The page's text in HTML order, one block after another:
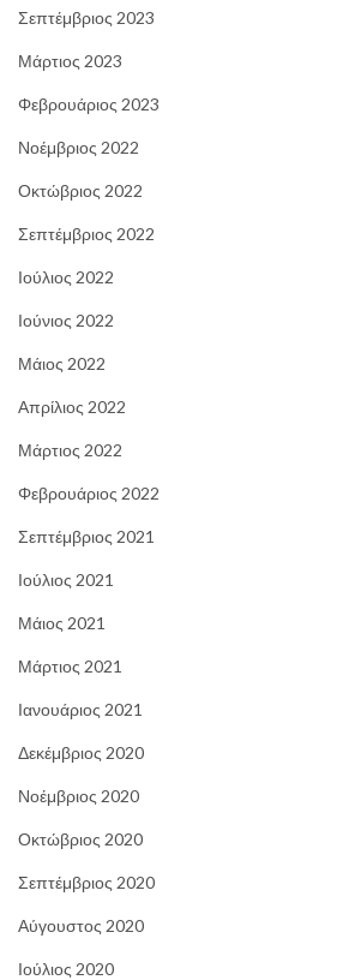
Σεπτέμβριος 2023
Μάρτιος 2023
Φεβρουάριος 2023
Νοέμβριος 2022
Οκτώβριος 2022
Σεπτέμβριος 2022
Ιούλιος 2022
Ιούνιος 2022
Μάιος 2022
Απρίλιος 2022
Μάρτιος 2022
Φεβρουάριος 2022
Σεπτέμβριος 2021
Ιούλιος 2021
Μάιος 2021
Μάρτιος 2021
Ιανουάριος 2021
Δεκέμβριος 2020
Νοέμβριος 2020
Οκτώβριος 2020
Σεπτέμβριος 2020
Αύγουστος 2020
Ιούλιος 2020